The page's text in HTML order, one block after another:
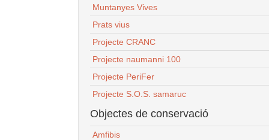
Muntanyes Vives
Prats vius
Projecte CRANC
Projecte naumanni 100
Projecte PeriFer
Projecte S.O.S. samaruc
Objectes de conservació
Amfibis